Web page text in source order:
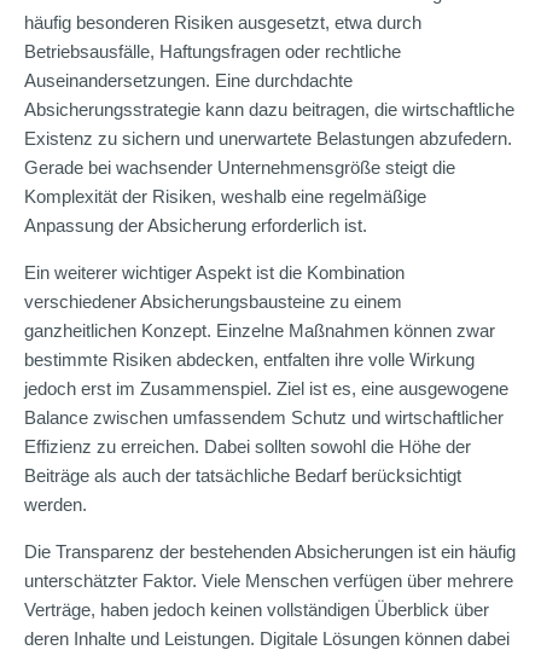
häufig besonderen Risiken ausgesetzt, etwa durch
Betriebsausfälle, Haftungsfragen oder rechtliche
Auseinandersetzungen. Eine durchdachte
Absicherungsstrategie kann dazu beitragen, die wirtschaftliche
Existenz zu sichern und unerwartete Belastungen abzufedern.
Gerade bei wachsender Unternehmensgröße steigt die
Komplexität der Risiken, weshalb eine regelmäßige
Anpassung der Absicherung erforderlich ist.
Ein weiterer wichtiger Aspekt ist die Kombination
verschiedener Absicherungsbausteine zu einem
ganzheitlichen Konzept. Einzelne Maßnahmen können zwar
bestimmte Risiken abdecken, entfalten ihre volle Wirkung
jedoch erst im Zusammenspiel. Ziel ist es, eine ausgewogene
Balance zwischen umfassendem Schutz und wirtschaftlicher
Effizienz zu erreichen. Dabei sollten sowohl die Höhe der
Beiträge als auch der tatsächliche Bedarf berücksichtigt
werden.
Die Transparenz der bestehenden Absicherungen ist ein häufig
unterschätzter Faktor. Viele Menschen verfügen über mehrere
Verträge, haben jedoch keinen vollständigen Überblick über
deren Inhalte und Leistungen. Digitale Lösungen können dabei